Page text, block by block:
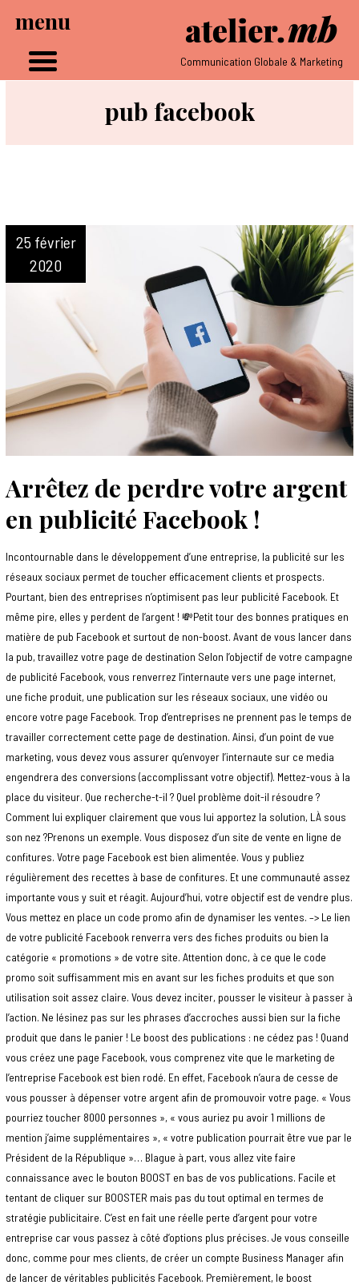
Communication Globale & Marketing
pub facebook
Arrêtez de perdre votre argent
en publicité Facebook !
25 février
2020
Incontournable dans le développement d’une entreprise, la publicité sur les
réseaux sociaux permet de toucher efficacement clients et prospects.
Pourtant, bien des entreprises n’optimisent pas leur publicité Facebook. Et
même pire, elles y perdent de l’argent ! 💸Petit tour des bonnes pratiques en
matière de pub Facebook et surtout de non-boost. Avant de vous lancer dans
la pub, travaillez votre page de destination Selon l’objectif de votre campagne
de publicité Facebook, vous renverrez l’internaute vers une page internet,
une fiche produit, une publication sur les réseaux sociaux, une vidéo ou
encore votre page Facebook. Trop d’entreprises ne prennent pas le temps de
travailler correctement cette page de destination. Ainsi, d’un point de vue
marketing, vous devez vous assurer qu’envoyer l’internaute sur ce media
engendrera des conversions (accomplissant votre objectif). Mettez-vous à la
place du visiteur. Que recherche-t-il ? Quel problème doit-il résoudre ?
Comment lui expliquer clairement que vous lui apportez la solution, LÀ sous
son nez ?Prenons un exemple. Vous disposez d’un site de vente en ligne de
confitures. Votre page Facebook est bien alimentée. Vous y publiez
régulièrement des recettes à base de confitures. Et une communauté assez
importante vous y suit et réagit. Aujourd’hui, votre objectif est de vendre plus.
Vous mettez en place un code promo afin de dynamiser les ventes. –> Le lien
de votre publicité Facebook renverra vers des fiches produits ou bien la
catégorie « promotions » de votre site. Attention donc, à ce que le code
promo soit suffisamment mis en avant sur les fiches produits et que son
utilisation soit assez claire. Vous devez inciter, pousser le visiteur à passer à
l’action. Ne lésinez pas sur les phrases d’accroches aussi bien sur la fiche
produit que dans le panier ! Le boost des publications : ne cédez pas ! Quand
vous créez une page Facebook, vous comprenez vite que le marketing de
l’entreprise Facebook est bien rodé. En effet, Facebook n’aura de cesse de
vous pousser à dépenser votre argent afin de promouvoir votre page. « Vous
pourriez toucher 8000 personnes », « vous auriez pu avoir 1 millions de
mention j’aime supplémentaires », « votre publication pourrait être vue par le
Président de la République »… Blague à part, vous allez vite faire
connaissance avec le bouton BOOST en bas de vos publications. Facile et
tentant de cliquer sur BOOSTER mais pas du tout optimal en termes de
stratégie publicitaire. C’est en fait une réelle perte d’argent pour votre
entreprise car vous passez à côté d’options plus précises. Je vous conseille
donc, comme pour mes clients, de créer un compte Business Manager afin
de lancer de véritables publicités Facebook. Premièrement, le boost
menu